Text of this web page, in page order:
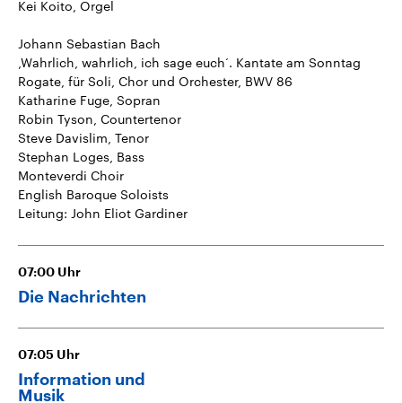
Kei Koito, Orgel
Johann Sebastian Bach
‚Wahrlich, wahrlich, ich sage euch‘. Kantate am Sonntag
Rogate, für Soli, Chor und Orchester, BWV 86
Katharine Fuge, Sopran
Robin Tyson, Countertenor
Steve Davislim, Tenor
Stephan Loges, Bass
Monteverdi Choir
English Baroque Soloists
Leitung: John Eliot Gardiner
07:00 Uhr
Die Nachrichten
07:05 Uhr
Information und
Musik